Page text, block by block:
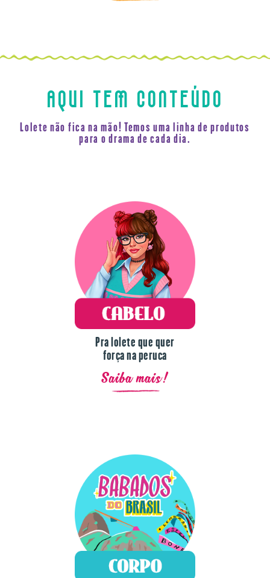
AQUI TEM CONTEÚDO
Lolete não fica na mão! Temos uma linha de produtos
para o drama de cada dia.
Pra lolete que quer
força na peruca
Saiba mais!